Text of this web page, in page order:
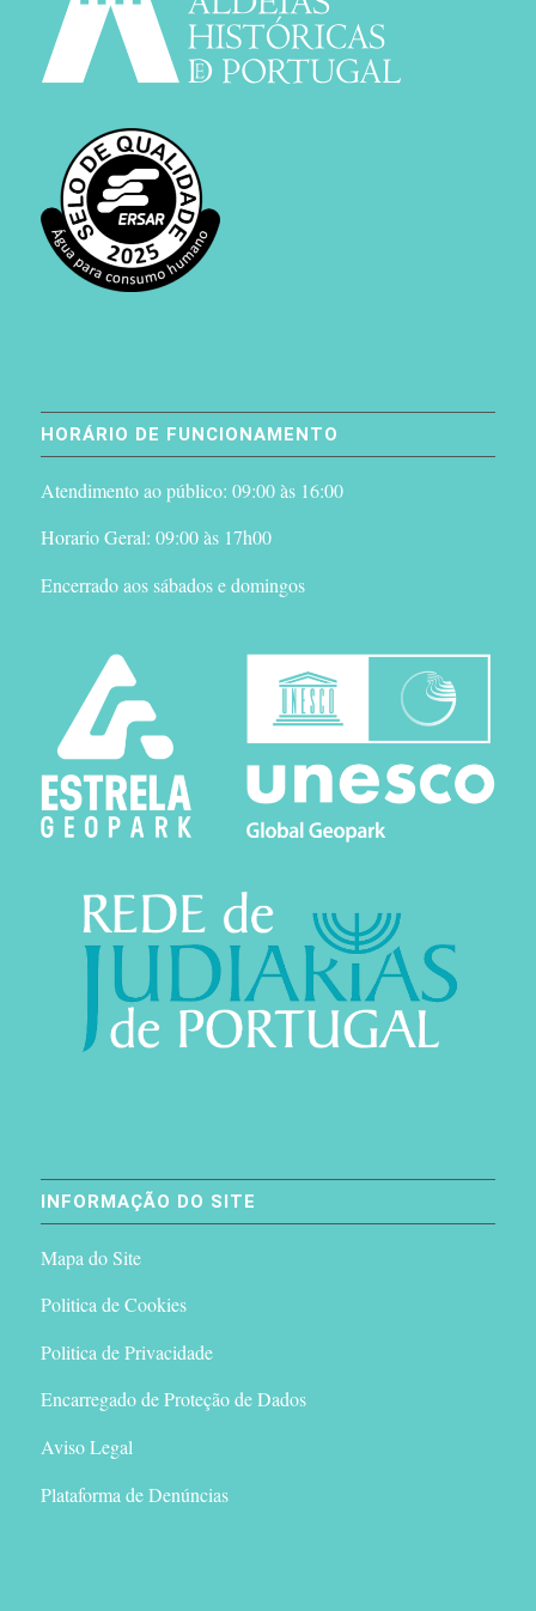
HORÁRIO DE FUNCIONAMENTO
Atendimento ao público: 09:00 às 16:00
Horario Geral: 09:00 às 17h00
Encerrado aos sábados e domingos
INFORMAÇÃO DO SITE
Mapa do Site
Politica de Cookies
Politica de Privacidade
Encarregado de Proteção de Dados
Aviso Legal
Plataforma de Denúncias